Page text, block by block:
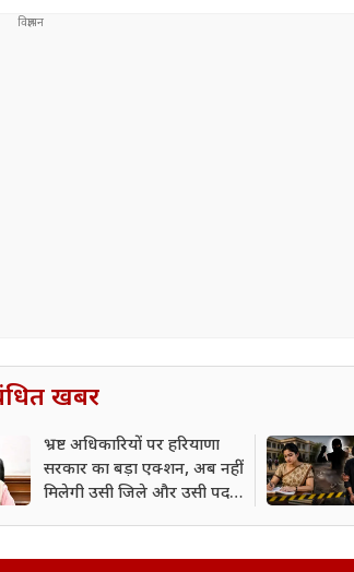
खबर
भ्रष्ट अधिकारियों पर हरियाणा
सरकार का बड़ा एक्शन, अब नहीं
मिलेगी उसी जिले और उसी पद